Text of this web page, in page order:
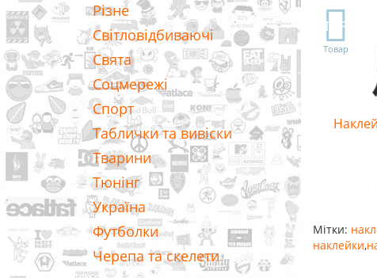
Різне
Світловідбиваючі
Свята
Соцмережі
Спорт
Таблички та вивіски
Тварини
Тюнінг
Україна
Футболки
Черепа та скелети
TOP
Товар
Мітки:
наклейки,